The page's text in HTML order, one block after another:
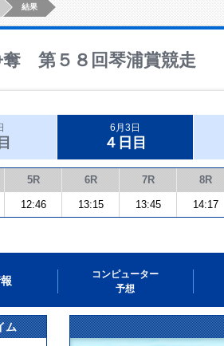
結果
第５８回琴浦賞競走
6月3日
４日目
5R 6R 7R 8R
12:46 13:15 13:45 14:17
コンピューター
予想
ム